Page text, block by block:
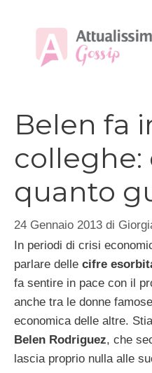
contenuto
Belen fa
colleghe:
quanto
24 Gennaio 2013 di
In periodi di crisi
parlare delle cifre
fa sentire in pace con il
anche tra le donne
economica delle altre.
Belen Rodriguez, che
lascia proprio nulla alle